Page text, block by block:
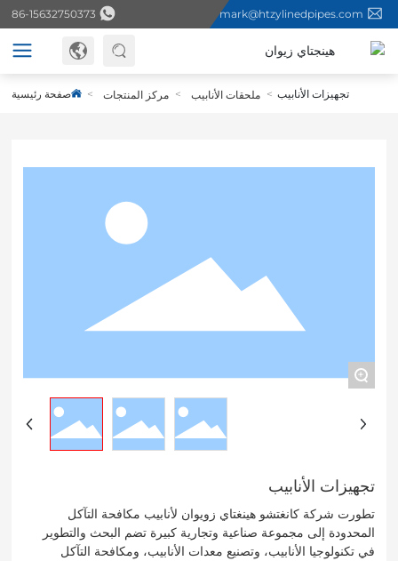
صفحة رئيسية مركز المنتجات ملحقات الأنابيب تجهيزات الأنابيب
+
تجهيزات الأنابيب
تطورت شركة كانغتشو هينغتاي زويوان لأنابيب مكافحة التآكل
المحدودة إلى مجموعة صناعية وتجارية كبيرة تضم البحث والتطوير
في تكنولوجيا الأنابيب، وتصنيع معدات الأنابيب، ومكافحة التآكل